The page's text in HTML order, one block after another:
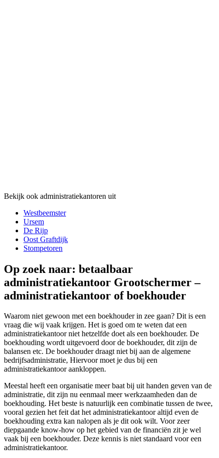
Bekijk ook administratiekantoren uit
Westbeemster
Ursem
De Rijp
Oost Graftdijk
Stompetoren
Op zoek naar: betaalbaar
administratiekantoor Grootschermer –
administratiekantoor of boekhouder
Waarom niet gewoon met een boekhouder in zee gaan? Dit is een
vraag die wij vaak krijgen. Het is goed om te weten dat een
administratiekantoor niet hetzelfde doet als een boekhouder. De
boekhouding wordt uitgevoerd door de boekhouder, dit zijn de
balansen etc. De boekhouder draagt niet bij aan de algemene
bedrijfsadministratie, Hiervoor moet je dus bij een
administratiekantoor aankloppen.
Meestal heeft een organisatie meer baat bij uit handen geven van de
administratie, dit zijn nu eenmaal meer werkzaamheden dan de
boekhouding. Het beste is natuurlijk een combinatie tussen de twee,
vooral gezien het feit dat het administratiekantoor altijd even de
boekhouding extra kan nalopen als je dit ook wilt. Voor zeer
diepgaande know-how op het gebied van de financiën zit je wel
vaak bij een boekhouder. Deze kennis is niet standaard voor een
administratiekantoor.